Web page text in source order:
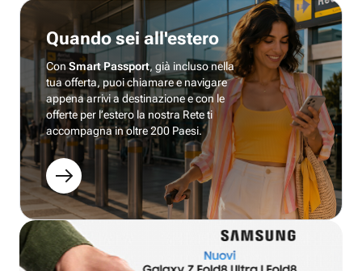
Quando sei all'estero
ConSmart Passport, già incluso nella
tua offerta, puoi chiamare e navigare
appena arrivi a destinazione e con le
offerte per l’estero la nostra Rete ti
accompagna in oltre 200 Paesi.